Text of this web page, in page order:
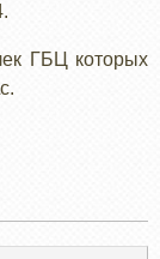
ГБЦ которых